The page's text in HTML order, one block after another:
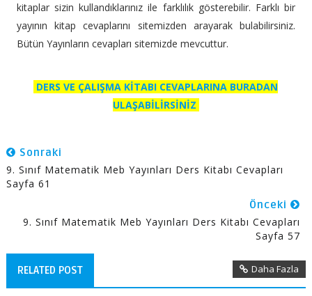
kitaplar sizin kullandıklarınız ile farklılık gösterebilir. Farklı bir
yayının kitap cevaplarını sitemizden arayarak bulabilirsiniz.
Bütün Yayınların cevapları sitemizde mevcuttur.
DERS VE ÇALIŞMA KİTABI CEVAPLARINA BURADAN
ULAŞABİLİRSİNİZ
Sonraki
9. Sınıf Matematik Meb Yayınları Ders Kitabı Cevapları
Sayfa 61
Önceki
9. Sınıf Matematik Meb Yayınları Ders Kitabı Cevapları
Sayfa 57
RELATED POST Daha Fazla